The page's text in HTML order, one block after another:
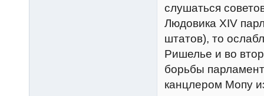
слушаться
Людовика XIV
штатов), то
Ришелье и во
борьбы
канцлером Мопу